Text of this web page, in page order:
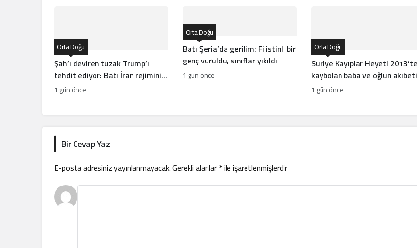
Şah’ı deviren tuzak Trump’ı
tehdit ediyor: Batı İran rejiminin
direncini neden yanlış anlıyor
Orta Doğu
1 gün önce
Batı Şeria’da gerilim: Filistinli bir
genç vuruldu, sınıflar yıkıldı
Orta Doğu
1 gün önce
Suriye Kayıplar Heyeti 2013’te
kaybolan baba ve oğlun
açıkladı
Orta Doğu
1 gün önce
Bir Cevap Yaz
E-posta adresiniz yayınlanmayacak.Gerekli alanlar*ile işaretlenmişlerdir